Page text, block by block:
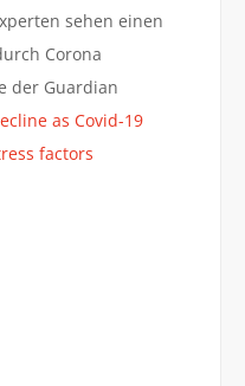
sehen einen
Corona
der Guardian
as Covid-19
factors